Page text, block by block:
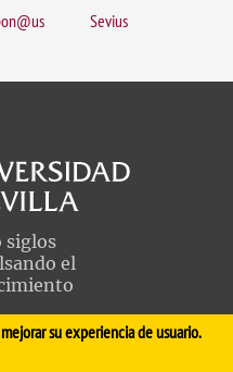
Sevius
siglos
el
su experiencia de usuario.